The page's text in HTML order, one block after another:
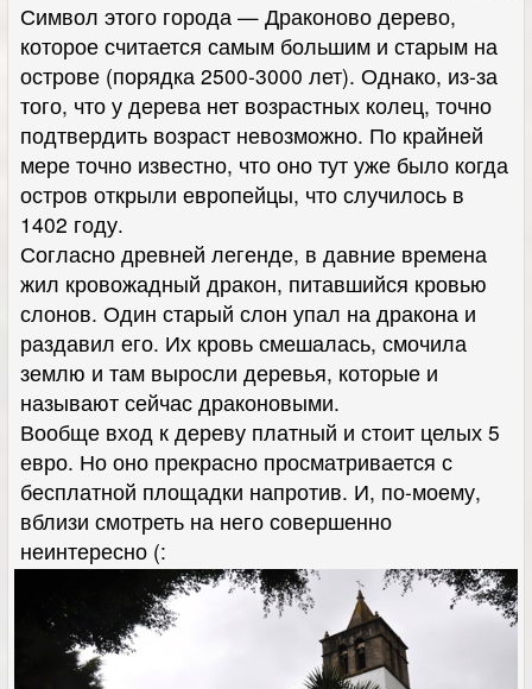
Символ этого города — Драконово дерево,
которое считается самым большим и старым на
острове (порядка 2500-3000 лет). Однако, из-за
того, что у дерева нет возрастных колец, точно
подтвердить возраст невозможно. По крайней
мере точно известно, что оно тут уже было когда
остров открыли европейцы, что случилось в
1402 году.
Согласно древней легенде, в давние времена
жил кровожадный дракон, питавшийся кровью
слонов. Один старый слон упал на дракона и
раздавил его. Их кровь смешалась, смочила
землю и там выросли деревья, которые и
называют сейчас драконовыми.
Вообще вход к дереву платный и стоит целых 5
евро. Но оно прекрасно просматривается с
бесплатной площадки напротив. И, по-моему,
вблизи смотреть на него совершенно
неинтересно (: